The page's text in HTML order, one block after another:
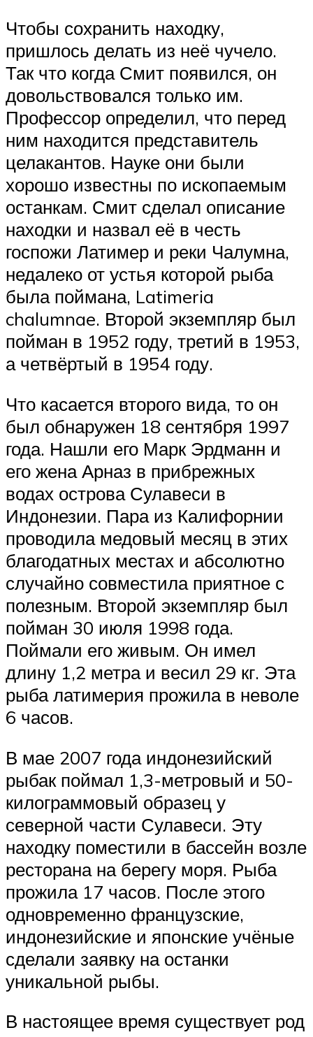
Чтобы сохранить находку,
пришлось делать из неё чучело.
Так что когда Смит появился, он
довольствовался только им.
Профессор определил, что перед
ним находится представитель
целакантов. Науке они были
хорошо известны по ископаемым
останкам. Смит сделал описание
находки и назвал её в честь
госпожи Латимер и реки Чалумна,
недалеко от устья которой рыба
была поймана, Latimeria
chalumnae. Второй экземпляр был
пойман в 1952 году, третий в 1953,
а четвёртый в 1954 году.
Что касается второго вида, то он
был обнаружен 18 сентября 1997
года. Нашли его Марк Эрдманн и
его жена Арназ в прибрежных
водах острова Сулавеси в
Индонезии. Пара из Калифорнии
проводила медовый месяц в этих
благодатных местах и абсолютно
случайно совместила приятное с
полезным. Второй экземпляр был
пойман 30 июля 1998 года.
Поймали его живым. Он имел
длину 1,2 метра и весил 29 кг. Эта
рыба латимерия прожила в неволе
6 часов.
В мае 2007 года индонезийский
рыбак поймал 1,3-метровый и 50-
килограммовый образец у
северной части Сулавеси. Эту
находку поместили в бассейн возле
ресторана на берегу моря. Рыба
прожила 17 часов. После этого
одновременно французские,
индонезийские и японские учёные
сделали заявку на останки
уникальной рыбы.
В настоящее время существует род